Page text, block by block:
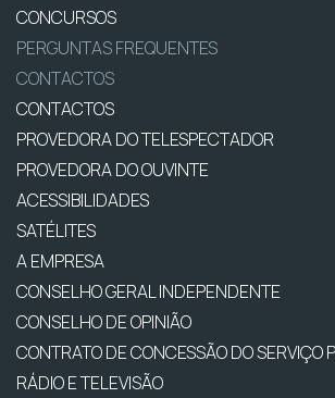
CONCURSOS
PERGUNTAS FREQUENTES
CONTACTOS
CONTACTOS
PROVEDORA DO TELESPECTADOR
PROVEDORA DO OUVINTE
ACESSIBILIDADES
SATÉLITES
A EMPRESA
CONSELHO GERAL INDEPENDENTE
CONSELHO DE OPINIÃO
CONTRATO DE CONCESSÃO DO SERVIÇO
RÁDIO E TELEVISÃO